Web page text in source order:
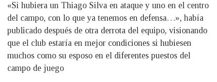
«Si hubiera un Thiago Silva en ataque y uno en el centro
del campo, con lo que ya tenemos en defensa…», había
publicado después de otra derrota del equipo, visionando
que el club estaría en mejor condiciones si hubiesen
muchos como su esposo en el diferentes puestos del
campo de juego